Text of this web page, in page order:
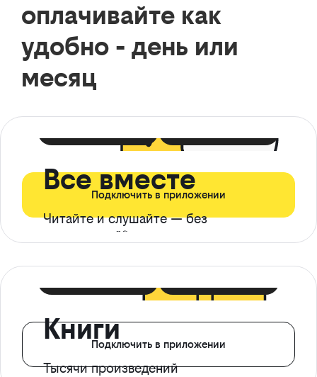
оплачивайте как
удобно - день или
месяц
Все вместе
Читайте и слушайте — без
ограничений*
Подключить в приложении
Книги
Тысячи произведений
Подключить в приложении